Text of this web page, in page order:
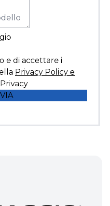
e di accettare i
Privacy Policy e